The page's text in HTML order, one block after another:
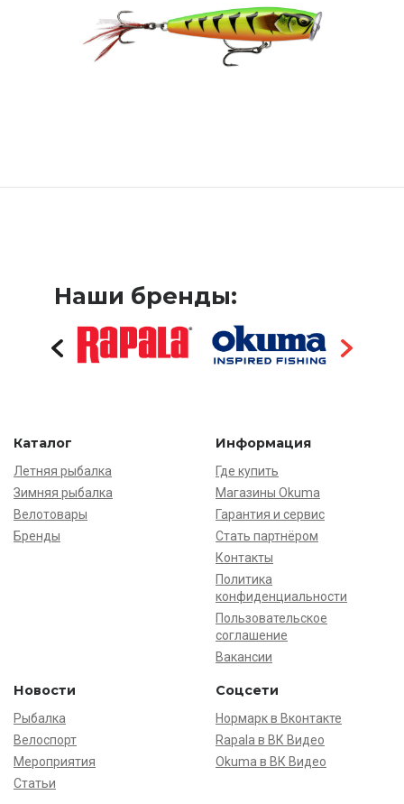
Наши бренды:
Каталог
Летняя рыбалка
Зимняя рыбалка
Велотовары
Бренды
Информация
Где купить
Магазины Okuma
Гарантия и сервис
Стать партнёром
Контакты
Политика
конфиденциальности
Пользовательское
соглашение
Вакансии
Новости
Рыбалка
Велоспорт
Мероприятия
Статьи
Соцсети
Нормарк в Вконтакте
Rapala в ВК Видео
Okuma в ВК Видео